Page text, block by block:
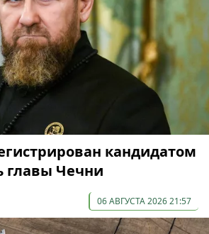
кандидатом
главы Чечни
06 АВГУСТА 2026 21:57